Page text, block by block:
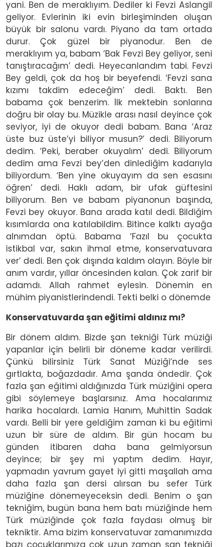
yani. Ben de meraklıyım. Dediler ki Fevzi Aslangil
geliyor. Evlerinin iki evin birleşiminden oluşan
büyük bir salonu vardı. Piyano da tam ortada
durur. Çok güzel bir piyanodur. Ben de
meraklıyım ya, babam ‘Bak Fevzi Bey geliyor, seni
tanıştıracağım’ dedi. Heyecanlandım tabi. Fevzi
Bey geldi, çok da hoş bir beyefendi. ‘Fevzi sana
kızımı takdim edeceğim’ dedi. Baktı. Ben
babama çok benzerim. İlk mektebin sonlarına
doğru bir olay bu. Müzikle arası nasıl deyince çok
seviyor, iyi de okuyor dedi babam. Bana ‘Araz
üste buz üste’yi biliyor musun?’ dedi. Biliyorum
dedim. ‘Peki, beraber okuyalım’ dedi. Biliyorum
dedim ama Fevzi bey’den dinlediğim kadarıyla
biliyordum. ‘Ben yine okuyayım da sen esasını
öğren’ dedi. Haklı adam, bir ufak güftesini
biliyorum. Ben ve babam piyanonun başında,
Fevzi bey okuyor. Bana arada katıl dedi. Bildiğim
kısımlarda ona katılabildim. Bitince kalktı ayağa
alnımdan öptü. Babama ‘Fazıl bu çocukta
istikbal var, sakın ihmal etme, konservatuvara
ver’ dedi. Ben çok dışında kaldım olayın. Böyle bir
anım vardır, yıllar öncesinden kalan. Çok zarif bir
adamdı. Allah rahmet eylesin. Dönemin en
mühim piyanistlerindendi. Tekti belki o dönemde
Konservatuvarda şan eğitimi aldınız mı?
Bir dönem aldım. Bizde şan tekniği Türk müziği
yapanlar için belirli bir döneme kadar verilirdi.
Çünkü bilirsiniz Türk Sanat Müziği’nde ses
gırtlakta, boğazdadır. Ama şanda öndedir. Çok
fazla şan eğitimi aldığınızda Türk müziğini opera
gibi söylemeye başlarsınız. Ama hocalarımız
harika hocalardı. Lamia Hanım, Muhittin Sadak
vardı. Belli bir yere geldiğim zaman ki bu eğitimi
uzun bir süre de aldım. Bir gün hocam bu
günden itibaren daha bana gelmiyorsun
deyince; bir şey mi yaptım dedim. Hayır,
yapmadın yavrum gayet iyi gitti maşallah ama
daha fazla şan dersi alırsan bu sefer Türk
müziğine dönemeyeceksin dedi. Benim o şan
tekniğim, bugün bana hem batı müziğinde hem
Türk müziğinde çok fazla faydası olmuş bir
tekniktir. Ama bizim konservatuvar zamanımızda
bazı çocuklarımıza çok uzun zaman şan tekniği